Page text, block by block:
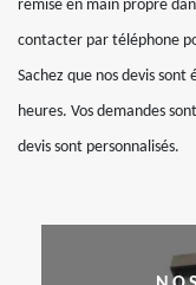
remise en main propre
contacter par téléphone
Sachez que nos devis
heures. Vos demandes
devis sont personnalisés.